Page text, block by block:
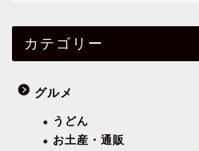
カテゴリー
グルメ
うどん
お土産・通販